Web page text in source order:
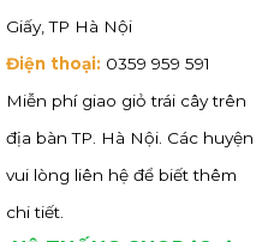
Giấy, TP Hà Nội
Điện thoại: 0359 959 591
Miễn phí giao giỏ trái cây trên
địa bàn TP. Hà Nội. Các huyện
vui lòng liên hệ để biết thêm
chi tiết.